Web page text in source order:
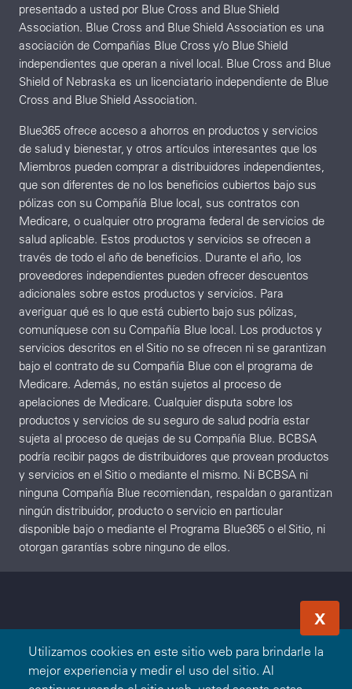
Utilizamos cookies en este sitio web para brindarle la
mejor experiencia y medir el uso del sitio. Al
X
presentado a usted por Blue Cross and Blue Shield
Association. Blue Cross and Blue Shield Association es una
asociación de Compañías Blue Cross y/o Blue Shield
independientes que operan a nivel local. Blue Cross and Blue
Shield of Nebraska es un licenciatario independiente de Blue
Cross and Blue Shield Association.
Blue365 ofrece acceso a ahorros en productos y servicios
de salud y bienestar, y otros artículos interesantes que los
Miembros pueden comprar a distribuidores independientes,
que son diferentes de no los beneficios cubiertos bajo sus
pólizas con su Compañía Blue local, sus contratos con
Medicare, o cualquier otro programa federal de servicios de
salud aplicable. Estos productos y servicios se ofrecen a
través de todo el año de beneficios. Durante el año, los
proveedores independientes pueden ofrecer descuentos
adicionales sobre estos productos y servicios. Para
averiguar qué es lo que está cubierto bajo sus pólizas,
comuníquese con su Compañía Blue local. Los productos y
servicios descritos en el Sitio no se ofrecen ni se garantizan
bajo el contrato de su Compañía Blue con el programa de
Medicare. Además, no están sujetos al proceso de
apelaciones de Medicare. Cualquier disputa sobre los
productos y servicios de su seguro de salud podría estar
sujeta al proceso de quejas de su Compañía Blue. BCBSA
podría recibir pagos de distribuidores que provean productos
y servicios en el Sitio o mediante el mismo. Ni BCBSA ni
ninguna Compañía Blue recomiendan, respaldan o garantizan
ningún distribuidor, producto o servicio en particular
disponible bajo o mediante el Programa Blue365 o el Sitio, ni
otorgan garantías sobre ninguno de ellos.